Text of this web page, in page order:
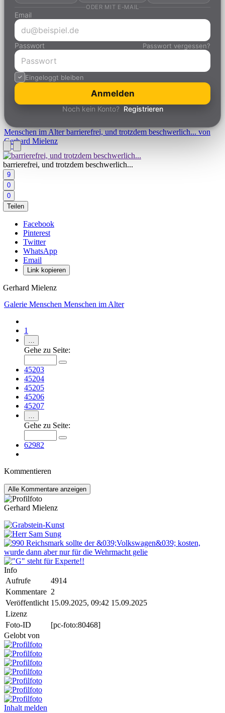
ODER MIT E-MAIL
Email
Passwort Passwort vergessen?
Eingeloggt bleiben
Anmelden
Noch kein Konto? Registrieren
Menschen im Alterbarrierefrei, und trotzdem beschwerlich... von
Gerhard Mielenz
barrierefrei, und trotzdem beschwerlich...
9
0
0
Teilen
Facebook
Pinterest
Twitter
WhatsApp
Email
Link kopieren
Gerhard Mielenz
Galerie Menschen Menschen im Alter
1
…
Gehe zu Seite:
45203
45204
45205
45206
45207
…
Gehe zu Seite:
62982
Kommentieren
Alle Kommentare anzeigen
Gerhard Mielenz
Info
Aufrufe
4914
Kommentare 2
Veröffentlicht 15.09.2025, 09:42 15.09.2025
Lizenz
Foto-ID
[pc-foto:80468]
Gelobt von
Inhalt melden